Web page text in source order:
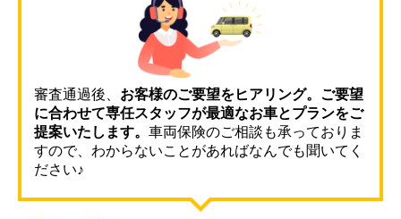
審査通過後、 お客様のご要望をヒアリング。ご要望
に合わせて専任スタッフが最適なお車とプランをご
提案いたします。 車両保険のご相談も承っておりま
すので、わからないことがあればなんでも聞いてく
ださい♪